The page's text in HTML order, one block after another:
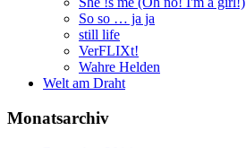
So so … ja ja
still life
VerFLIXt!
Wahre Helden
Welt am Draht
Monatsarchiv